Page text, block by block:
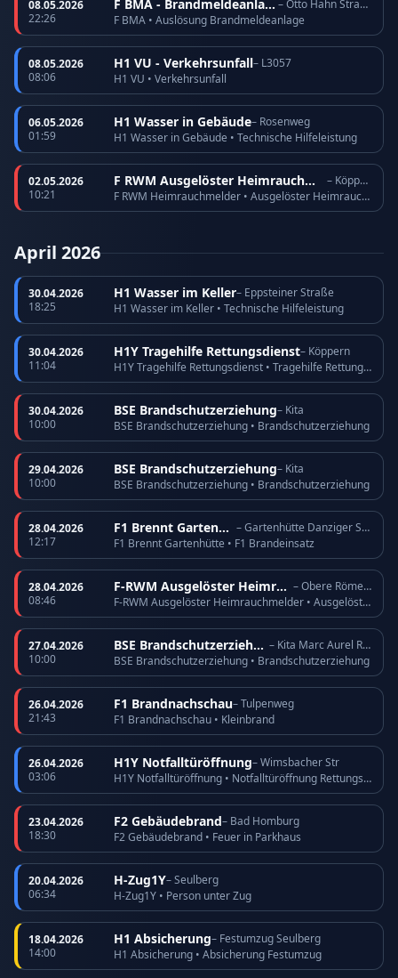
08.05.2026
22:26
F BMA - Brandmeldeanlage
– Otto Hahn Straße
F BMA • Auslösung Brandmeldeanlage
08.05.2026
08:06
H1 VU - Verkehrsunfall– L3057
H1 VU • Verkehrsunfall
06.05.2026
01:59
H1 Wasser in Gebäude– Rosenweg
H1 Wasser in Gebäude • Technische Hilfeleistung
02.05.2026
10:21
F RWM Ausgelöster Heimrauchmelder
– Köppern
F RWM Heimrauchmelder • Ausgelöster Heimrauchmelder
April 2026
30.04.2026
18:25
H1 Wasser im Keller– Eppsteiner Straße
H1 Wasser im Keller • Technische Hilfeleistung
30.04.2026
11:04
H1Y Tragehilfe Rettungsdienst– Köppern
H1Y Tragehilfe Rettungsdienst • Tragehilfe Rettungsdienst
30.04.2026
10:00
BSE Brandschutzerziehung– Kita
BSE Brandschutzerziehung • Brandschutzerziehung
29.04.2026
10:00
BSE Brandschutzerziehung– Kita
BSE Brandschutzerziehung • Brandschutzerziehung
28.04.2026
12:17
F1 Brennt Gartenhütte
– Gartenhütte Danziger Straße
F1 Brennt Gartenhütte • F1 Brandeinsatz
28.04.2026
08:46
F-RWM Ausgelöster Heimrauchmelder
– Obere Römerhofstr
F-RWM Ausgelöster Heimrauchmelder • Ausgelöster Heimrauchmelder
27.04.2026
10:00
BSE Brandschutzerziehung
– Kita Marc Aurel Ring
BSE Brandschutzerziehung • Brandschutzerziehung
26.04.2026
21:43
F1 Brandnachschau– Tulpenweg
F1 Brandnachschau • Kleinbrand
26.04.2026
03:06
H1Y Notfalltüröffnung– Wimsbacher Str
H1Y Notfalltüröffnung • Notfalltüröffnung Rettungsdienst
23.04.2026
18:30
F2 Gebäudebrand– Bad Homburg
F2 Gebäudebrand • Feuer in Parkhaus
20.04.2026
06:34
H-Zug1Y– Seulberg
H-Zug1Y • Person unter Zug
18.04.2026
14:00
H1 Absicherung– Festumzug Seulberg
H1 Absicherung • Absicherung Festumzug